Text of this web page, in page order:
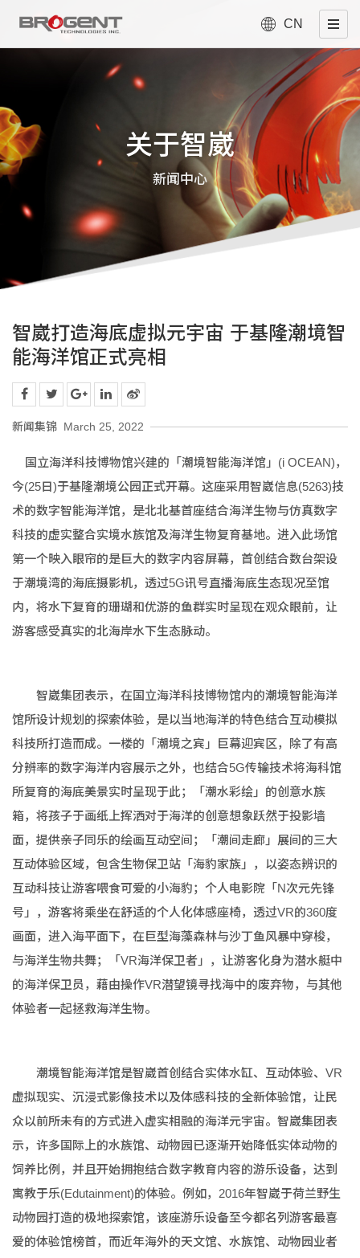
CN
关于智崴
新闻中心
智崴打造海底虚拟元宇宙 于基隆潮境智
能海洋馆正式亮相
新闻集锦 March 25, 2022
国立海洋科技博物馆兴建的「潮境智能海洋馆」(i OCEAN)，
今(25日)于基隆潮境公园正式开幕。这座采用智崴信息(5263)技
术的数字智能海洋馆，是北北基首座结合海洋生物与仿真数字
科技的虚实整合实境水族馆及海洋生物复育基地。进入此场馆
第一个映入眼帘的是巨大的数字内容屏幕，首创结合数台架设
于潮境湾的海底摄影机，透过5G讯号直播海底生态现况至馆
内，将水下复育的珊瑚和优游的鱼群实时呈现在观众眼前，让
游客感受真实的北海岸水下生态脉动。
智崴集团表示，在国立海洋科技博物馆内的潮境智能海洋
馆所设计规划的探索体验，是以当地海洋的特色结合互动模拟
科技所打造而成。一楼的「潮境之宾」巨幕迎宾区，除了有高
分辨率的数字海洋内容展示之外，也结合5G传输技术将海科馆
所复育的海底美景实时呈现于此；「潮水彩绘」的创意水族
箱，将孩子于画纸上挥洒对于海洋的创意想象跃然于投影墙
面，提供亲子同乐的绘画互动空间；「潮间走廊」展间的三大
互动体验区域，包含生物保卫站「海豹家族」，以姿态辨识的
互动科技让游客喂食可爱的小海豹；个人电影院「N次元先锋
号」，游客将乘坐在舒适的个人化体感座椅，透过VR的360度
画面，进入海平面下，在巨型海藻森林与沙丁鱼风暴中穿梭，
与海洋生物共舞；「VR海洋保卫者」，让游客化身为潜水艇中
的海洋保卫员，藉由操作VR潜望镜寻找海中的废弃物，与其他
体验者一起拯救海洋生物。
潮境智能海洋馆是智崴首创结合实体水缸、互动体验、VR
虚拟现实、沉浸式影像技术以及体感科技的全新体验馆，让民
众以前所未有的方式进入虚实相融的海洋元宇宙。智崴集团表
示，许多国际上的水族馆、动物园已逐渐开始降低实体动物的
饲养比例，并且开始拥抱结合数字教育内容的游乐设备，达到
寓教于乐(Edutainment)的体验。例如，2016年智崴于荷兰野生
动物园打造的极地探索馆，该座游乐设备至今都名列游客最喜
爱的体验馆榜首，而近年海外的天文馆、水族馆、动物园业者